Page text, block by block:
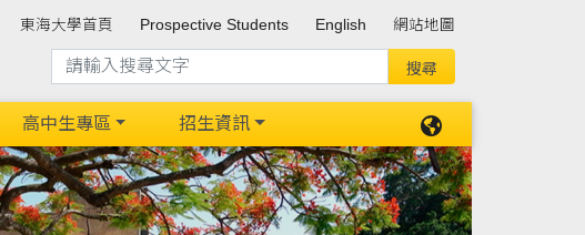
東海大學首頁 Prospective Students English 網站地圖
高中生專區 招生資訊